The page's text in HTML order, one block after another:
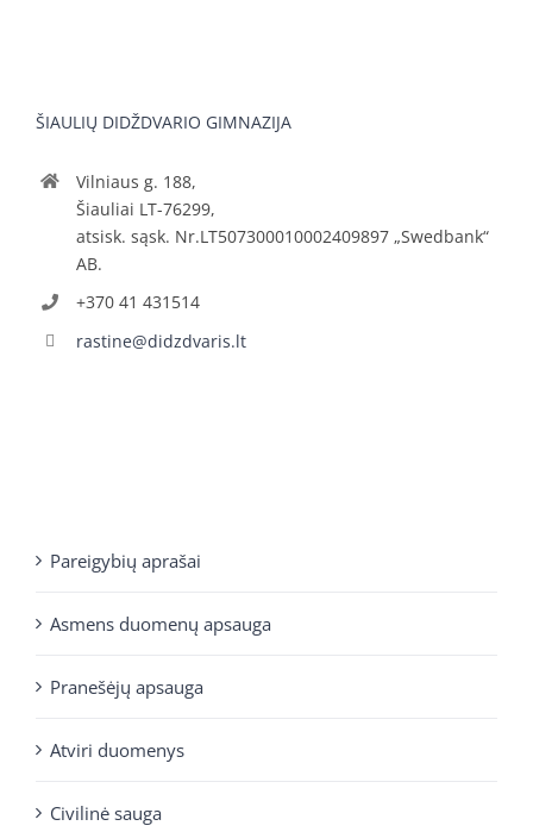
ŠIAULIŲ DIDŽDVARIO GIMNAZIJA
Vilniaus g. 188,
Šiauliai LT-76299,
atsisk. sąsk. Nr.LT507300010002409897 „Swedbank“
AB.
+370 41 431514
rastine@didzdvaris.lt
Pareigybių aprašai
Asmens duomenų apsauga
Pranešėjų apsauga
Atviri duomenys
Civilinė sauga